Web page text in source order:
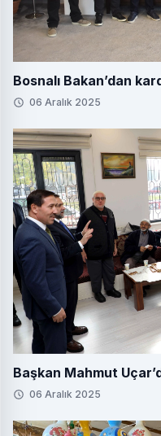
Bosnalı Bakan’dan
06 Aralık 2025
Başkan Mahmut
06 Aralık 2025